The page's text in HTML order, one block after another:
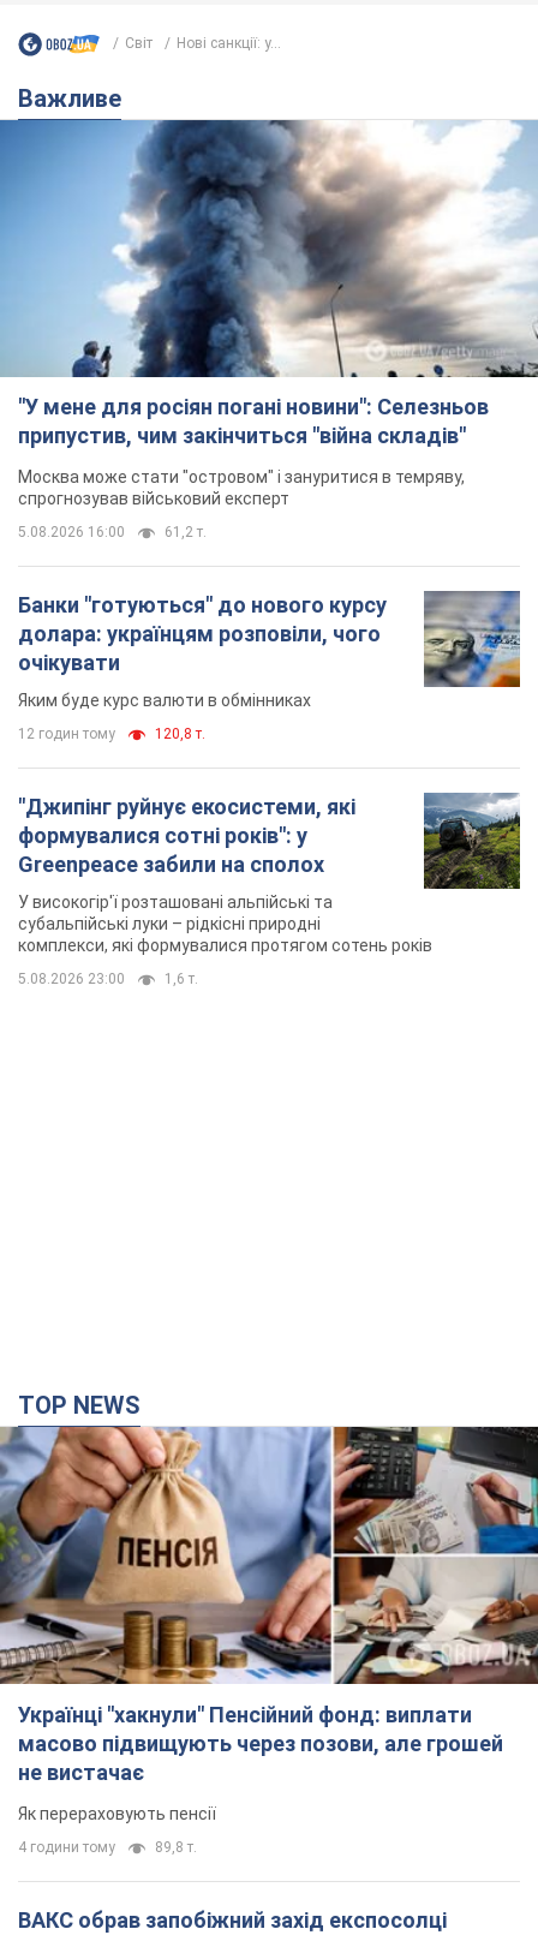
Світ Нові санкції: у...
Важливе
"У мене для росіян погані новини": Селезньов
припустив, чим закінчиться "війна складів"
Москва може стати "островом" і зануритися в темряву,
спрогнозував військовий експерт
5.08.2026 16:00 61,2 т.
Банки "готуються" до нового курсу
долара: українцям розповіли, чого
очікувати
Яким буде курс валюти в обмінниках
12 годин тому 120,8 т.
"Джипінг руйнує екосистеми, які
формувалися сотні років": у
Greenpeace забили на сполох
У високогір'ї розташовані альпійські та
субальпійські луки – рідкісні природні
комплекси, які формувалися протягом сотень років
5.08.2026 23:00 1,6 т.
TOP NEWS
Українці "хакнули" Пенсійний фонд: виплати
масово підвищують через позови, але грошей
не вистачає
Як перераховують пенсії
4 години тому 89,8 т.
ВАКС обрав запобіжний захід експосолці